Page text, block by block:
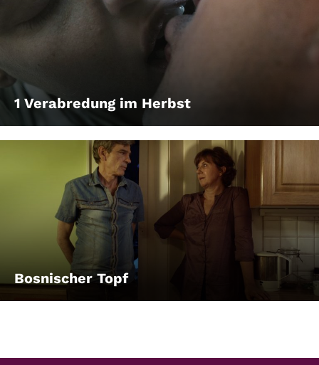
1 Verabredung im Herbst
Bosnischer Topf